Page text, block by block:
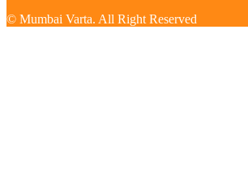
© Mumbai Varta. All Right Reserved